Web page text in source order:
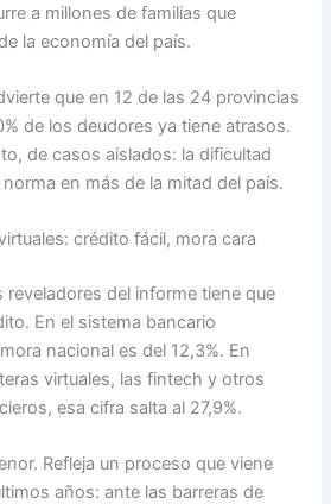
a millones de familias que
la economía del país.
que en 12 de las 24 provincias
de los deudores ya tiene atrasos.
de casos aislados: la dificultad
en más de la mitad del país.
crédito fácil, mora cara
del informe tiene que
En el sistema bancario
nacional es del 12,3%. En
virtuales, las fintech y otros
esa cifra salta al 27,9%.
Refleja un proceso que viene
años: ante las barreras de